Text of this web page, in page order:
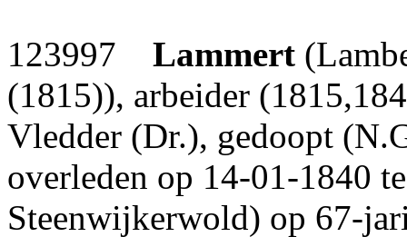
123997 Lammert
(1815)), arbeider
Vledder (Dr.), gedoopt
overleden op 14-01-1840
Steenwijkerwold) op 67-